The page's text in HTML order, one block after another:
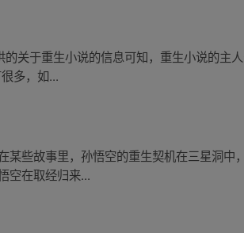
关于重生小说的信息可知，重生小说的主
多，如...
些故事里，孙悟空的重生契机在三星洞中
空在取经归来...